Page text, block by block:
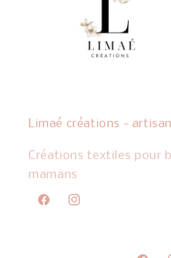
Limaé créations -
Créations textiles pour
mamans
FacebookInstagram